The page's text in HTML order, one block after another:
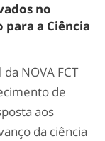
no
para a Ciência
NOVA FCT
de
aos
da ciência